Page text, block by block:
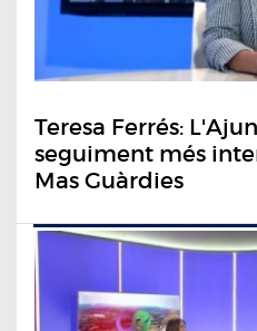
Teresa Ferrés:
seguiment més
Mas Guàrdies